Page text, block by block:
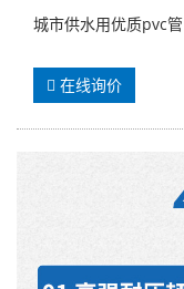
城市供水用优质pvc管
在线询价